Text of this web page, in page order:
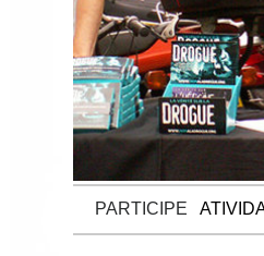
PARTICIPE